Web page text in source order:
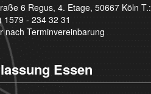
6 Regus, 4. Etage, 50667 Köln T.:
1579 - 234 32 31
nach Terminvereinbarung
Essen